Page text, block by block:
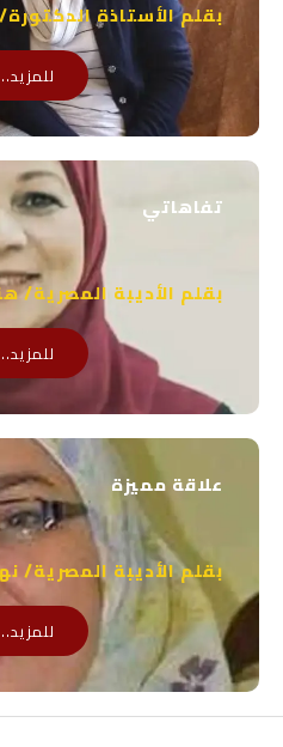
بقلم الأستاذة
تفاهاتي
بقلم الأديبة المصرية/
علاقة مميزة
بقلم الأديبة المصرية/